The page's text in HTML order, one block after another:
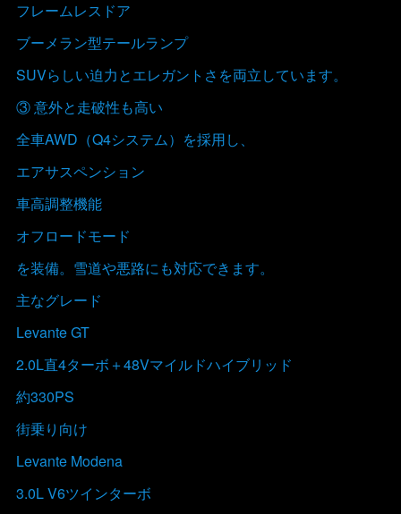
フレームレスドア
ブーメラン型テールランプ
SUVらしい迫力とエレガントさを両立しています。
③ 意外と走破性も高い
全車AWD（Q4システム）を採用し、
エアサスペンション
車高調整機能
オフロードモード
を装備。雪道や悪路にも対応できます。
主なグレード
Levante GT
2.0L直4ターボ＋48Vマイルドハイブリッド
約330PS
街乗り向け
Levante Modena
3.0L V6ツインターボ